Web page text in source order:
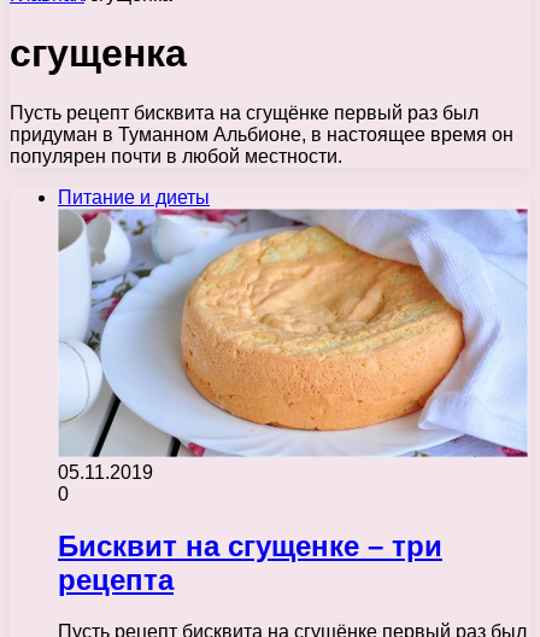
сгущенка
Пусть рецепт бисквита на сгущёнке первый раз был
придуман в Туманном Альбионе, в настоящее время он
популярен почти в любой местности.
Питание и диеты
05.11.2019
0
Бисквит на сгущенке – три
рецепта
Пусть рецепт бисквита на сгущёнке первый раз был